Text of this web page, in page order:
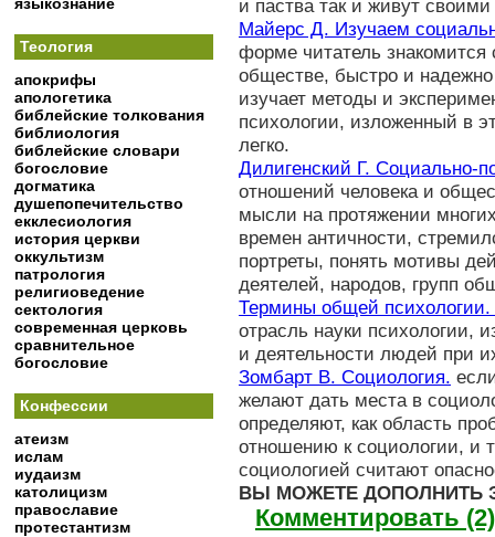
Теология
апокрифы
апологетика
библейские толкования
библиология
библейские словари
богословие
догматика
душепопечительство
екклесиология
история церкви
оккультизм
патрология
религиоведение
сектология
современная церковь
сравнительное
богословие
Конфессии
атеизм
ислам
иудаизм
католицизм
православие
протестантизм
и паства так и живут
Майерс Д. Изучаем
форме читатель знакомится
обществе, быстро и
изучает методы и
психологии, изложенный в
легко.
Дилигенский Г. Социально-
отношений человека и
мысли на протяжении
времен античности,
портреты, понять мотивы
деятелей, народов, групп
Термины общей
отрасль науки психологии,
и деятельности людей при
Зомбарт В. Социология.
желают дать места в
определяют, как область
отношению к социологии,
социологией считают
ВЫ МОЖЕТЕ ДОПОЛНИТЬ
Комментировать (2)